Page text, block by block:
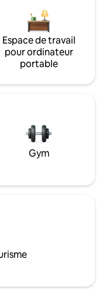
Espace de travail
pour ordinateur
portable
Gym